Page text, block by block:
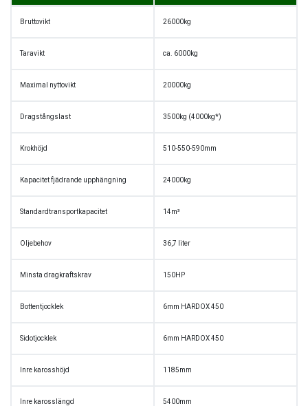
Bruttovikt 26000kg
Taravikt ca. 6000kg
Maximal nyttovikt 20000kg
Dragstångslast 3500kg (4000kg*)
Krokhöjd 510-550-590mm
Kapacitet fjädrande upphängning 24000kg
Standardtransportkapacitet 14m³
Oljebehov 36,7 liter
Minsta dragkraftskrav 150HP
Bottentjocklek 6mm HARDOX 450
Sidotjocklek 6mm HARDOX 450
Inre karosshöjd 1185mm
Inre karosslängd 5400mm